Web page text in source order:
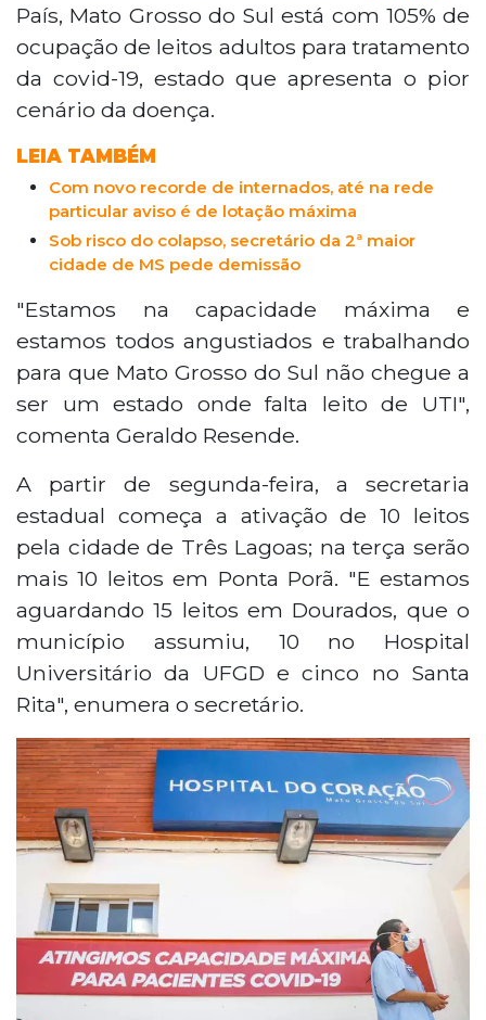
País, Mato Grosso do Sul está com 105% de
ocupação de leitos adultos para tratamento
da covid-19, estado que apresenta o pior
cenário da doença.
LEIA TAMBÉM
Com novo recorde de internados, até na rede
particular aviso é de lotação máxima
Sob risco do colapso, secretário da 2ª maior
cidade de MS pede demissão
"Estamos na capacidade máxima e
estamos todos angustiados e trabalhando
para que Mato Grosso do Sul não chegue a
ser um estado onde falta leito de UTI",
comenta Geraldo Resende.
A partir de segunda-feira, a secretaria
estadual começa a ativação de 10 leitos
pela cidade de Três Lagoas; na terça serão
mais 10 leitos em Ponta Porã. "E estamos
aguardando 15 leitos em Dourados, que o
município assumiu, 10 no Hospital
Universitário da UFGD e cinco no Santa
Rita", enumera o secretário.